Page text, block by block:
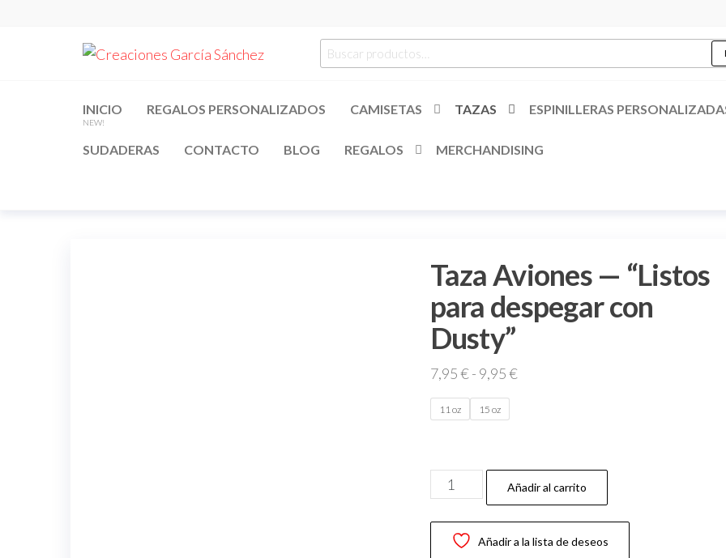
Creaciones
García
personalizados
Buscar
por:
INICIO
NEW!
REGALOS PERSONALIZADOS CAMISETAS TAZAS ESPINILLERAS
SUDADERAS CONTACTO BLOG REGALOS MERCHANDISING
Taza Aviones — “Listos
para despegar con
Dusty”
7,95€- 9,95€Rango
hasta
9,95 €
11 oz 15 oz
Taza
Aviones
—
“Listos
Añadir al carrito
Añadir a la lista de deseos